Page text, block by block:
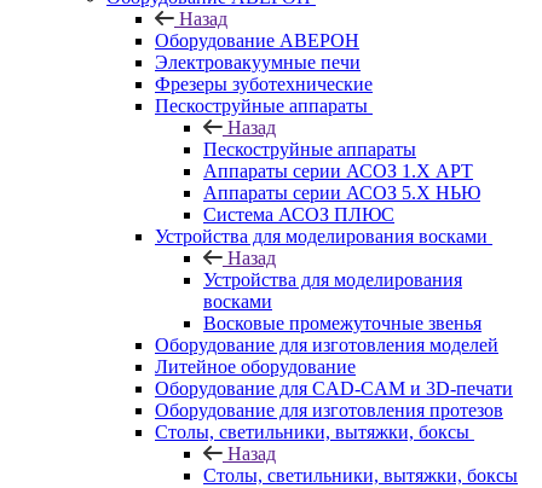
Назад
Оборудование АВЕРОН
Электровакуумные печи
Фрезеры зуботехнические
Пескоструйные аппараты
Назад
Пескоструйные аппараты
Аппараты серии АСОЗ 1.Х АРТ
Аппараты серии АСОЗ 5.Х НЬЮ
Система АСОЗ ПЛЮС
Устройства для моделирования восками
Назад
Устройства для моделирования
восками
Восковые промежуточные звенья
Оборудование для изготовления моделей
Литейное оборудование
Оборудование для CAD-CAM и 3D-печати
Оборудование для изготовления протезов
Cтолы, светильники, вытяжки, боксы
Назад
Cтолы, светильники, вытяжки, боксы